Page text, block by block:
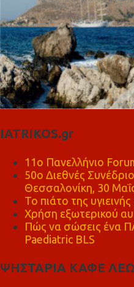
IATRIKOS.gr
11ο Πανελλήνιο
50ο Διεθνές
Θεσσαλονίκη, 30
Το πιάτο της
Χρήση εξωτερικού
Πώς να σώσεις ένα
Paediatric BLS
ΨΗΣΤΑΡΙΑ ΚΑΦΕ